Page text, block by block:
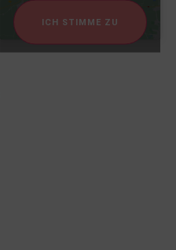
ICH STIMME ZU